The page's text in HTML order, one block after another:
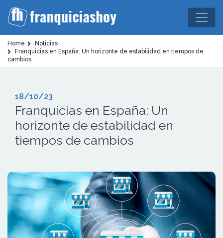
Home
Noticias
Franquicias en España: Un horizonte de estabilidad en tiempos de
cambios
18/10/23
Franquicias en España: Un
horizonte de estabilidad en
tiempos de cambios